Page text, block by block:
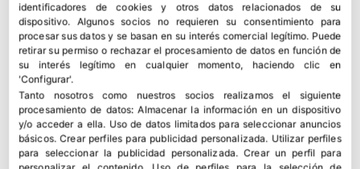
Fina Mena: viajera empedernida
2 junio, 2026
identificadores de cookies y otros datos relacionados de su
dispositivo. Algunos socios no requieren su consentimiento para
procesar sus datos y se basan en su interés comercial legítimo. Puede
retirar su permiso o rechazar el procesamiento de datos en función de
su interés legítimo en cualquier momento, haciendo clic en
'Configurar'.
Tanto nosotros como nuestros socios realizamos el siguiente
procesamiento de datos:Almacenar la información en un dispositivo
y/o acceder a ella. Uso de datos limitados para seleccionar anuncios
básicos.Crear perfiles para publicidad personalizada. Utilizar perfiles
para seleccionar la publicidad personalizada.Crear un perfil para